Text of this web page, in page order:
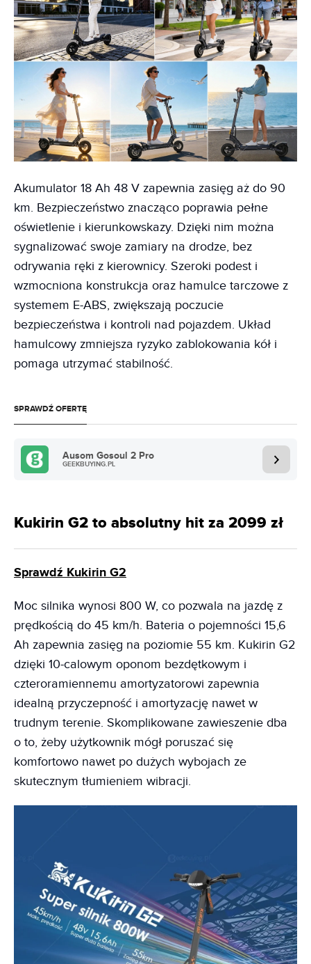
Akumulator 18 Ah 48 V zapewnia zasięg aż do 90
km. Bezpieczeństwo znacząco poprawia pełne
oświetlenie i kierunkowskazy. Dzięki nim można
sygnalizować swoje zamiary na drodze, bez
odrywania ręki z kierownicy. Szeroki podest i
wzmocniona konstrukcja oraz hamulce tarczowe z
systemem E-ABS, zwiększają poczucie
bezpieczeństwa i kontroli nad pojazdem. Układ
hamulcowy zmniejsza ryzyko zablokowania kół i
pomaga utrzymać stabilność.
SPRAWDŹ OFERTĘ
Ausom Gosoul 2 Pro
GEEKBUYING.PL
Kukirin G2 to absolutny hit za 2099 zł
Sprawdź Kukirin G2
Moc silnika wynosi 800 W, co pozwala na jazdę z
prędkością do 45 km/h. Bateria o pojemności 15,6
Ah zapewnia zasięg na poziomie 55 km. Kukirin G2
dzięki 10-calowym oponom bezdętkowym i
czteroramiennemu amortyzatorowi zapewnia
idealną przyczepność i amortyzację nawet w
trudnym terenie. Skomplikowane zawieszenie dba
o to, żeby użytkownik mógł poruszać się
komfortowo nawet po dużych wybojach ze
skutecznym tłumieniem wibracji.